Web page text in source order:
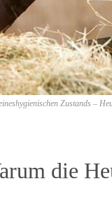
Zustands –
die